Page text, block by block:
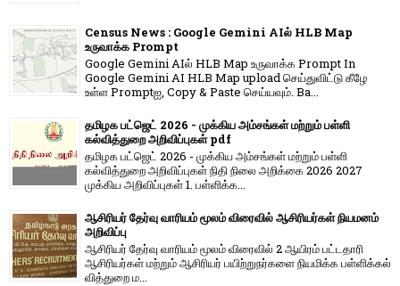
Census News : Google Gemini AIல் HLB Map
உருவாக்க Prompt
Google Gemini AIல் HLB Map உருவாக்க Prompt In
Google Gemini AI HLB Map upload செய்துவிட்டு கீழே
உள்ள Promptஐ, Copy & Paste செய்யவும். Ba...
தமிழக பட்ஜெட் 2026 - முக்கிய அம்சங்கள் மற்றும் பள்ளி
கல்வித்துறை அறிவிப்புகள் pdf
தமிழக பட்ஜெட் 2026 - முக்கிய அம்சங்கள் மற்றும் பள்ளி
கல்வித்துறை அறிவிப்புகள் நிதி நிலை அறிக்கை 2026 2027
முக்கிய அறிவிப்புகள் 1. பள்ளிக்க...
ஆசிரியர் தேர்வு வாரியம் மூலம் விரைவில் ஆசிரியர்கள் நியமனம்
அறிவிப்பு
ஆசிரியர் தேர்வு வாரி​யம் மூலம் விரை​வில் 2 ஆயிரம் பட்​ட​தாரி
ஆசிரியர்​கள் மற்​றும் ஆசிரியர் பயிற்றுநர்​களை நியமிக்க பள்​ளிக்​கல்​
வித்​துறை ம...